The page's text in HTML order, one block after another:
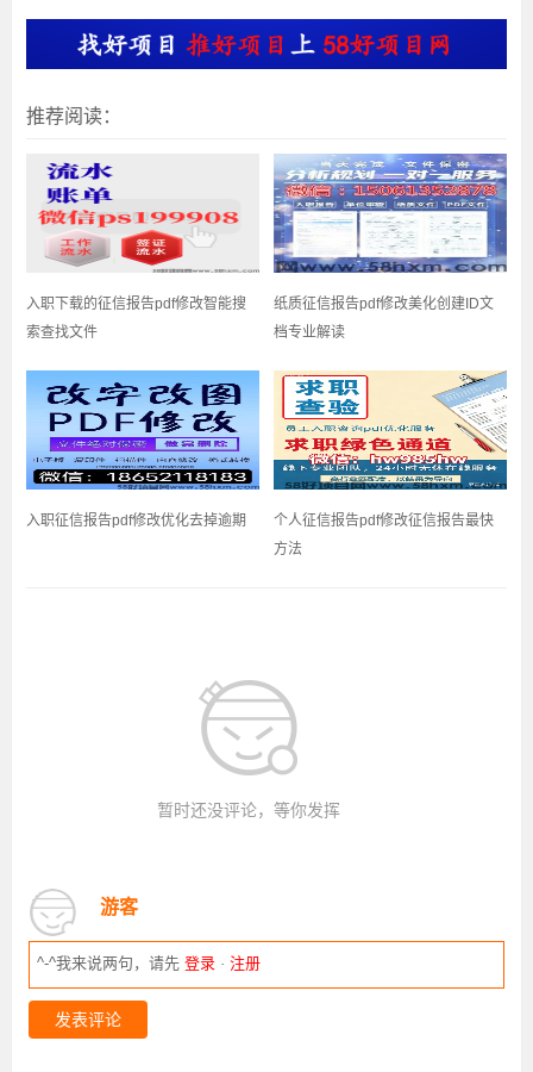
推荐阅读：
入职下载的征信报告pdf修改智能搜
索查找文件
纸质征信报告pdf修改美化创建ID文
档专业解读
入职征信报告pdf修改优化去掉逾期
个人征信报告pdf修改征信报告最快
方法
暂时还没评论，等你发挥
游客
^-^我来说两句，请先登录 · 注册
发表评论